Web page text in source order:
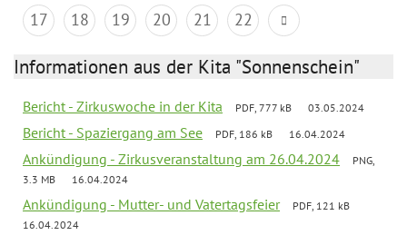
17
18 19 20 21 22
Informationen aus der Kita "Sonnenschein"
Bericht - Zirkuswoche in der Kita PDF, 777 kB 03.05.2024
Bericht - Spaziergang am See PDF, 186 kB 16.04.2024
Ankündigung - Zirkusveranstaltung am 26.04.2024
PNG,
3.3 MB
16.04.2024
Ankündigung - Mutter- und Vatertagsfeier
PDF, 121 kB
16.04.2024